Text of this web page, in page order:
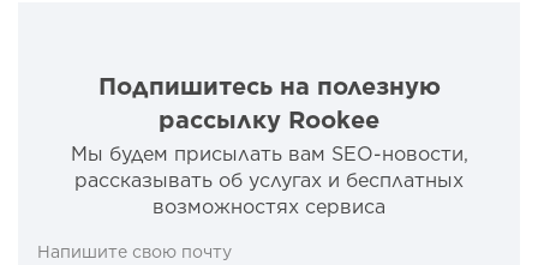
Подпишитесь на полезную
рассылку Rookee
Мы будем присылать вам SEO-новости,
рассказывать об услугах и бесплатных
возможностях сервиса
Напишите свою почту